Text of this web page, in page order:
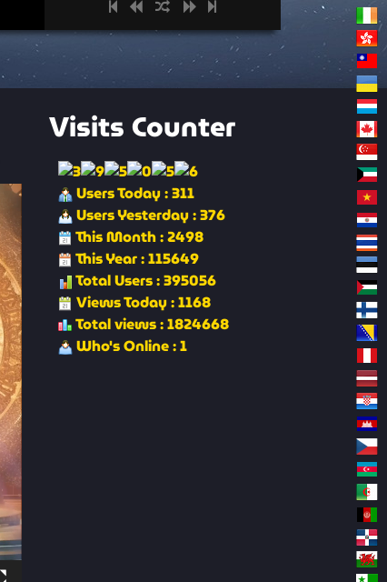
Visits Counter
Users Today : 311
Users Yesterday : 376
This Month : 2498
This Year : 115649
Total Users : 395056
Views Today : 1168
Total views : 1824668
Who's Online : 1